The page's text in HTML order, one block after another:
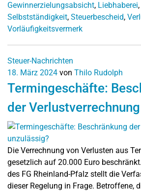
Gewinnerzielungsabsicht, Liebhaberei,
Selbstständigkeit, Steuerbescheid,
Vorläufigkeitsvermerk
Steuer-Nachrichten
18. März 2024 von Thilo Rudolph
Termingeschäfte:
der
Die Verrechnung von Verlusten aus
gesetzlich auf 20.000 Euro
des FG Rheinland-Pfalz stellt die
dieser Regelung in Frage. Betroffene,